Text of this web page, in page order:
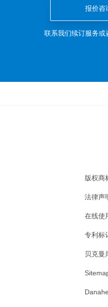
报价咨
联系我们续订服务或
版权商
法律声
在线使
专利标
贝克曼